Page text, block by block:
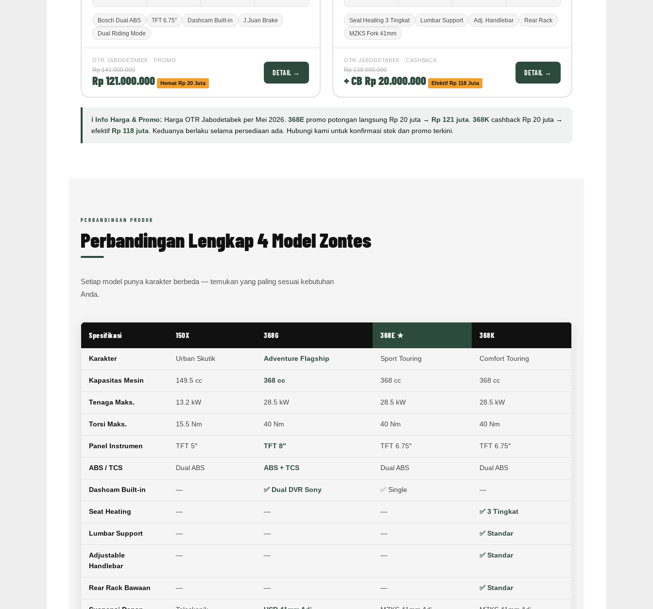
Bosch Dual ABS TFT 6.75″ Dashcam Built-in J.Juan Brake
Dual Riding Mode
OTR JABODETABEK · PROMO
Rp 141.000.000
Rp 121.000.000 Hemat Rp 20 Juta
DETAIL →
Seat Heating 3 Tingkat Lumbar Support Adj. Handlebar Rear Rack
MZKS Fork 41mm
OTR JABODETABEK · CASHBACK
Rp 138.000.000
+ CB Rp 20.000.000 Efektif Rp 118 Juta
DETAIL →
ℹ️ Info Harga & Promo: Harga OTR Jabodetabek per Mei 2026.368E promo potongan langsung Rp 20 juta → Rp 121 juta .368K cashback Rp 20 juta →
efektif Rp 118 juta . Keduanya berlaku selama persediaan ada. Hubungi kami untuk konfirmasi stok dan promo terkini.
PERBANDINGAN PRODUK
Perbandingan Lengkap 4 Model Zontes
Setiap model punya karakter berbeda — temukan yang paling sesuai kebutuhan
Anda.
Spesifikasi 150X 368G 368E ★ 368K
Karakter Urban Skutik Adventure Flagship Sport Touring Comfort Touring
Kapasitas Mesin 149.5 cc 368 cc 368 cc 368 cc
Tenaga Maks. 13.2 kW 28.5 kW 28.5 kW 28.5 kW
Torsi Maks. 15.5 Nm 40 Nm 40 Nm 40 Nm
Panel Instrumen TFT 5″ TFT 8″ TFT 6.75″ TFT 6.75″
ABS / TCS Dual ABS ABS + TCS Dual ABS Dual ABS
Dashcam Built-in — ✅ Dual DVR Sony ✅ Single —
Seat Heating — — — ✅ 3 Tingkat
Lumbar Support — — — ✅ Standar
Adjustable
Handlebar
— — — ✅ Standar
Rear Rack Bawaan — — — ✅ Standar